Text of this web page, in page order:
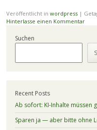
Veröffentlicht in wordpress |
Hinterlasse einen Kommentar
Suchen
Recent Posts
Ab sofort: KI-Inhalte müssen
Sparen ja — aber bitte ohne